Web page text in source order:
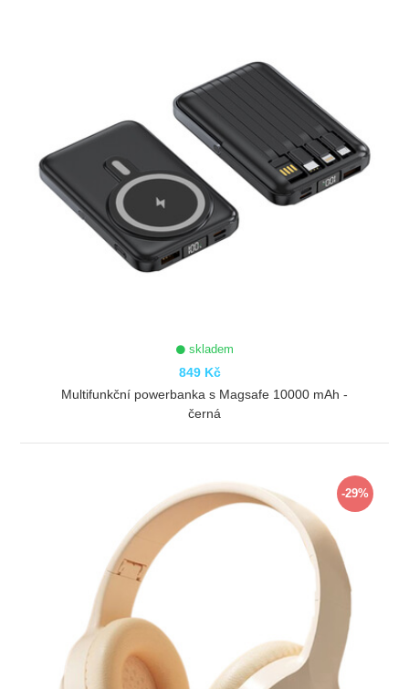
skladem
849 Kč
Multifunkční powerbanka s Magsafe 10000 mAh -
černá
-29%